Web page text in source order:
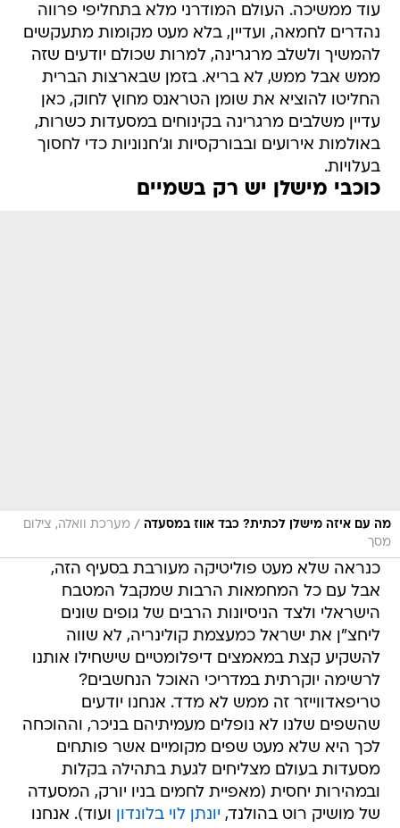
עוד ממשיכה. העולם המודרני מלא בתחליפי פרווה
נהדרים לחמאה, ועדיין, בלא מעט מקומות מתעקשים
להמשיך ולשלב מרגרינה, למרות שכולם יודעים שזה
ממש אבל ממש, לא בריא. בזמן שבארצות הברית
החליטו להוציא את שומן הטראנס מחוץ לחוק, כאן
עדיין משלבים מרגרינה בקינוחים במסעדות כשרות,
באולמות אירועים ובבורקסיות וג'חנוניות כדי לחסוך
בעלויות.
כוכבי מישלן יש רק בשמיים
מה עם איזה מישלן לכתית? כבד אווז במסעדה / מערכת וואלה, צילום
מסך
כנראה שלא מעט פוליטיקה מעורבת בסעיף הזה,
אבל עם כל המחמאות הרבות שמקבל המטבח
הישראלי ולצד הניסיונות הרבים של גופים שונים
ליחצ"ן את ישראל כמעצמת קולינריה, לא שווה
להשקיע קצת במאמצים דיפלומטיים שישחילו אותנו
לרשימה יוקרתית במדריכי האוכל הנחשבים?
טריפאדווייזר זה ממש לא מדד. אנחנו יודעים
שהשפים שלנו לא נופלים מעמיתיהם בניכר, וההוכחה
לכך היא שלא מעט שפים מקומיים אשר פותחים
מסעדות בעולם מצליחים לגעת בתהילה בקלות
ובמהירות יחסית (מאפיית לחמים בניו יורק, המסעדה
של מושיק רוט בהולנד, יונתן לוי בלונדון ועוד). אנחנו